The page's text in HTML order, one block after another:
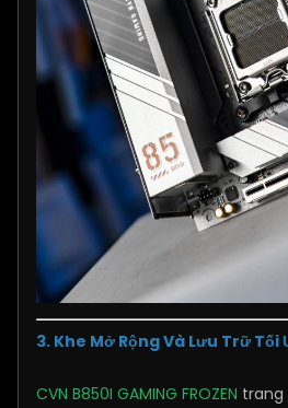
3. Khe Mở Rộng Và Lưu Trữ Tối
CVN B850I GAMING FROZEN trang